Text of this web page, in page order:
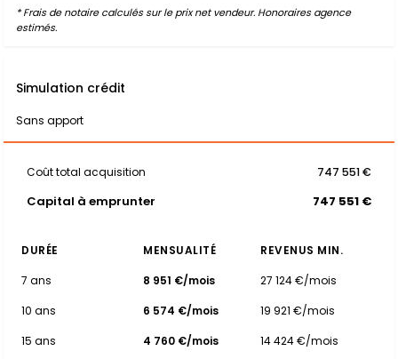
* Frais de notaire calculés sur le prix net vendeur. Honoraires agence
estimés.
Simulation crédit
Sans apport
Coût total acquisition 747 551 €
Capital à emprunter 747 551 €
DURÉE MENSUALITÉ
REVENUS MIN.
7 ans
8 951 €/mois
27 124 €/mois
10 ans
6 574 €/mois
19 921 €/mois
15 ans
4 760 €/mois 14 424 €/mois